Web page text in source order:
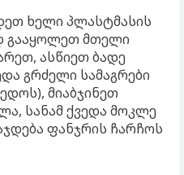
ხელი პლასტმასის
გააყოლეთ მთელი
ასწიეთ ბადე
გრძელი სამაგრები
მიაბჯინეთ
სანამ ქვედა მოკლე
ფანჯრის ჩარჩოს